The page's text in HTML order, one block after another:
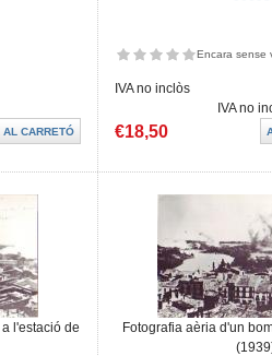
Encara sense
IVA no inclòs
IVA no
€18,50
l'estació de
Fotografia aèria d'un